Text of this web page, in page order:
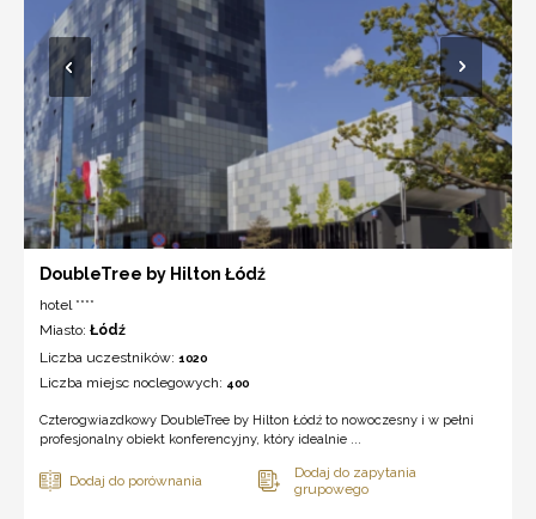
DoubleTree by Hilton Łódź
hotel ****
Miasto: Łódź
Liczba uczestników: 1020
Liczba miejsc noclegowych: 400
Czterogwiazdkowy DoubleTree by Hilton Łódź to nowoczesny i w pełni
profesjonalny obiekt konferencyjny, który idealnie ...